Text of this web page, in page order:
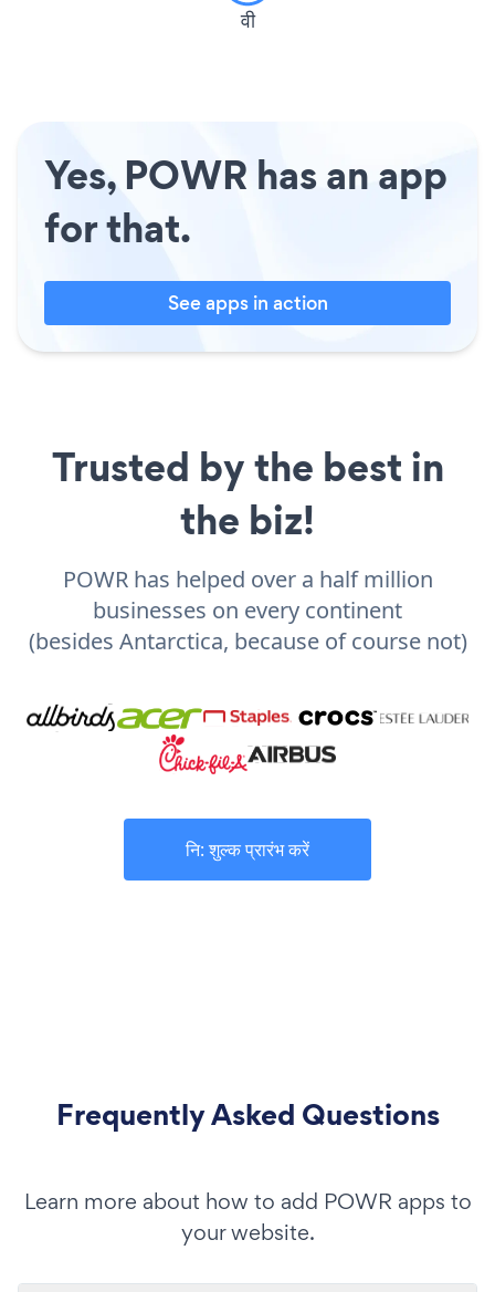
वी
Yes, POWR has an app
for that.
See apps in action
Trusted by the best in
the biz!
POWR has helped over a half million
businesses on every continent
(besides Antarctica, because of course not)
नि: शुल्क प्रारंभ करें
Frequently Asked Questions
Learn more about how to add POWR apps to
your website.